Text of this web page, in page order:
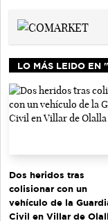
LO MÁS LEIDO EN
Dos heridos tras
colisionar con un
vehículo de la
Civil en Villar de